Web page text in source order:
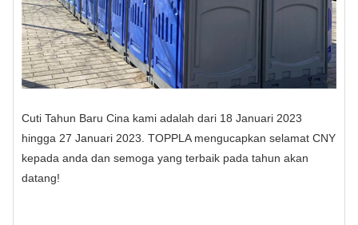
Cuti Tahun Baru Cina kami adalah dari 18 Januari 2023
hingga 27 Januari 2023. TOPPLA mengucapkan selamat CNY
kepada anda dan semoga yang terbaik pada tahun akan
datang!